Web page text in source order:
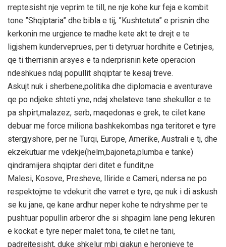
rreptesisht nje veprim te till, ne nje kohe kur feja e kombit
tone ”Shqiptaria” dhe bibla e tij, ”Kushtetuta” e prisnin dhe
kerkonin me urgjence te madhe kete akt te drejt e te
ligjshem kunderveprues, per ti detyruar hordhite e Cetinjes,
qe ti therrisnin arsyes e ta nderprisnin kete operacion
ndeshkues ndaj popullit shqiptar te kesaj treve.
Askujt nuk i sherbene,politika dhe diplomacia e aventurave
qe po ndjeke shteti yne, ndaj xhelateve tane shekullor e te
pa shpirt,malazez, serb, maqedonas e grek, te cilet kane
debuar me force miliona bashkekombas nga teritoret e tyre
stergjyshore, per ne Turqi, Europe, Amerike, Australi e tj, dhe
ekzekutuar me vdekje(helm,bajoneta,plumba e tanke)
qindramijera shqiptar deri ditet e fundit,ne
Malesi, Kosove, Presheve, Iliride e Cameri, ndersa ne po
respektojme te vdekurit dhe varret e tyre, qe nuk i di askush
se ku jane, qe kane ardhur neper kohe te ndryshme per te
pushtuar popullin arberor dhe si shpagim lane peng lekuren
e kockat e tyre neper malet tona, te cilet ne tani,
padrejtesisht, duke shkelur mbi gjakun e heronjeve te